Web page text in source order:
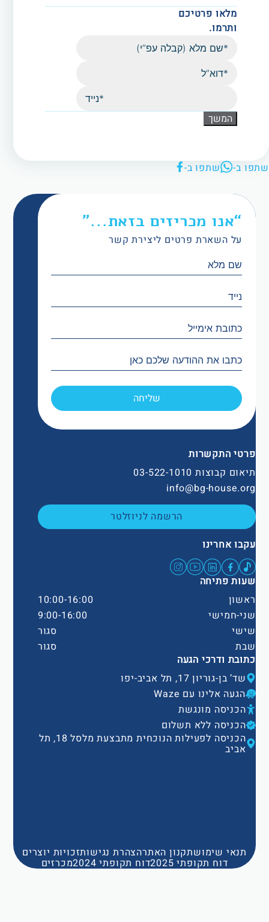
מלאו פרטיכם
ותרמו.
המשך
שתפו ב- שתפו ב-
“אנו מכריזים בזאת...”
על השארת פרטים ליצירת קשר
שליחה
פרטי התקשרות
תיאום קבוצות 03-522-1010
info@bg-house.org
הרשמה לניוזלטר
עקבו אחרינו
שעות פתיחה
ראשון
10:00-16:00
שני-חמישי
9:00-16:00
שישי
סגור
שבת
סגור
כתובת ודרכי הגעה
שד’ בן-גוריון 17, תל אביב-יפו
הגעה אלינו עם Waze
הכניסה מונגשת
הכניסה ללא תשלום
הכניסה לפעילות הנוכחית מתבצעת מלסל 18, תל
אביב
תנאי שימושתקנון האתרהצהרת נגישותזכויות יוצרים
דוח תקופתי 2025 דוח תקופתי 2024 מכרזים